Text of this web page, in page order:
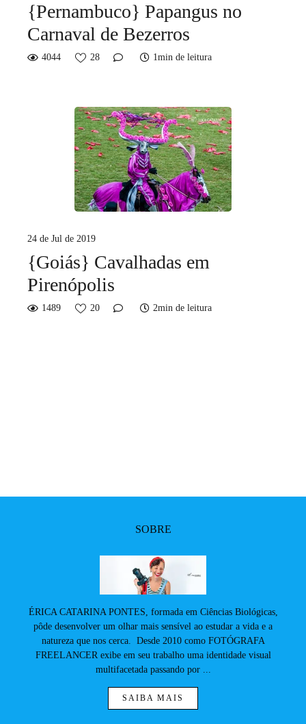
{Pernambuco} Papangus no
Carnaval de Bezerros
4044 28 1min de leitura
24 de Jul de 2019
{Goiás} Cavalhadas em
Pirenópolis
1489 20 2min de leitura
SOBRE
ÉRICA CATARINA PONTES, formada em Ciências Biológicas,
pôde desenvolver um olhar mais sensível ao estudar a vida e a
natureza que nos cerca. Desde 2010 como FOTÓGRAFA
FREELANCER exibe em seu trabalho uma identidade visual
multifacetada passando por ...
SAIBA MAIS